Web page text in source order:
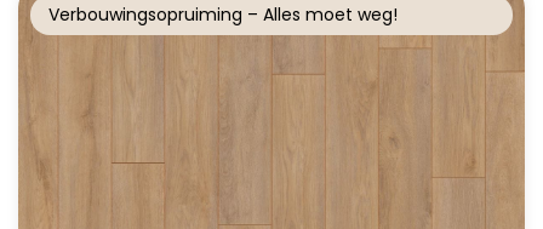
Verbouwingsopruiming – Alles moet weg!